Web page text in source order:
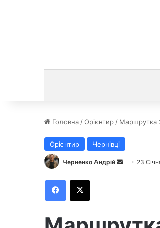
Головна /Орієнтир / Маршрутка
Орієнтир Чернівці
Черненко Андрій
л
23